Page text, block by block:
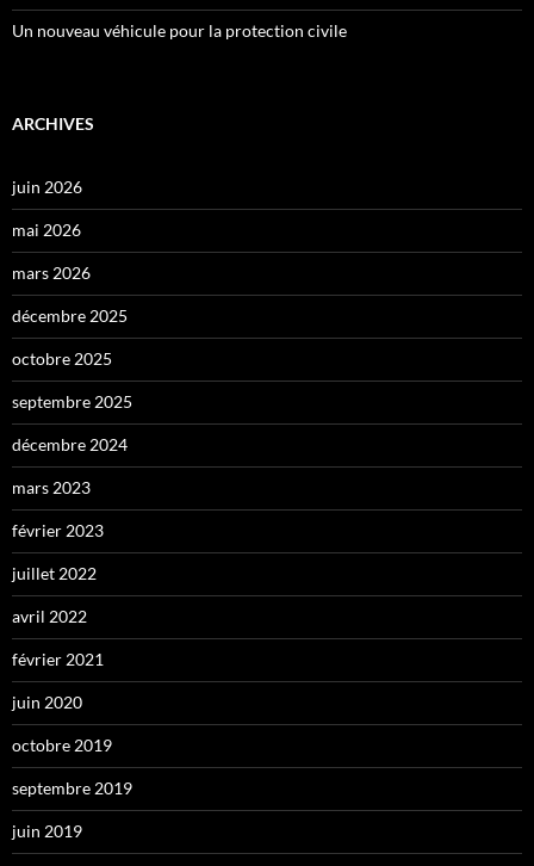
Un nouveau véhicule pour la protection civile
ARCHIVES
juin 2026
mai 2026
mars 2026
décembre 2025
octobre 2025
septembre 2025
décembre 2024
mars 2023
février 2023
juillet 2022
avril 2022
février 2021
juin 2020
octobre 2019
septembre 2019
juin 2019